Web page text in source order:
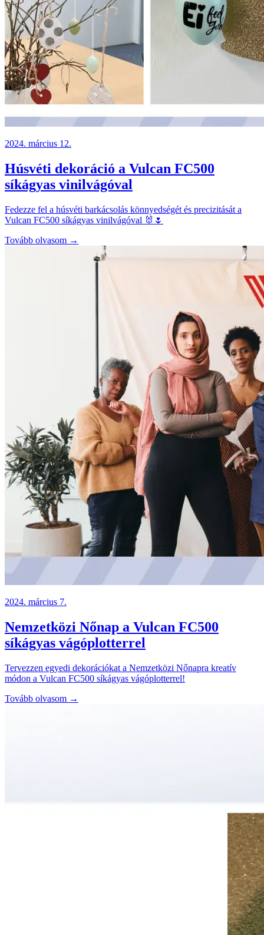
2024. március 12.
Húsvéti dekoráció a Vulcan FC500
síkágyas vinilvágóval
Fedezze fel a húsvéti barkácsolás könnyedségét és precizitását a
Vulcan FC500 síkágyas vinilvágóval 🐰🌷
Tovább olvasom →
2024. március 7.
Nemzetközi Nőnap a Vulcan FC500
síkágyas vágóplotterrel
Tervezzen egyedi dekorációkat a Nemzetközi Nőnapra kreatív
módon a Vulcan FC500 síkágyas vágóplotterrel!
Tovább olvasom →